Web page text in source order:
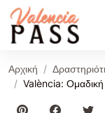
Αρχική
València: Ομαδική